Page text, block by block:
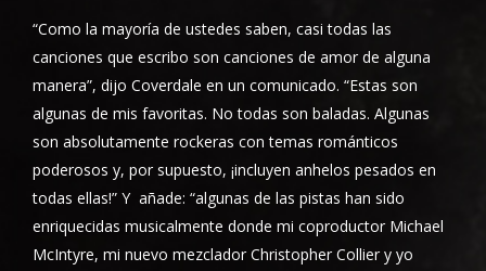
“Como la mayoría de ustedes saben, casi todas las
canciones que escribo son canciones de amor de alguna
manera”, dijo Coverdale en un comunicado. “Estas son
algunas de mis favoritas. No todas son baladas. Algunas
son absolutamente rockeras con temas románticos
poderosos y, por supuesto, ¡incluyen anhelos pesados en
todas ellas!” Y añade: “algunas de las pistas han sido
enriquecidas musicalmente donde mi coproductor Michael
McIntyre, mi nuevo mezclador Christopher Collier y yo